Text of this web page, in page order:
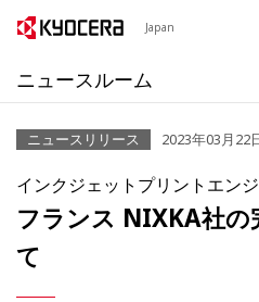
Japan
ニュースルーム
ニュースリリース 2023年03月22
インクジェットプリントエン
フランス NIXKA社の
て